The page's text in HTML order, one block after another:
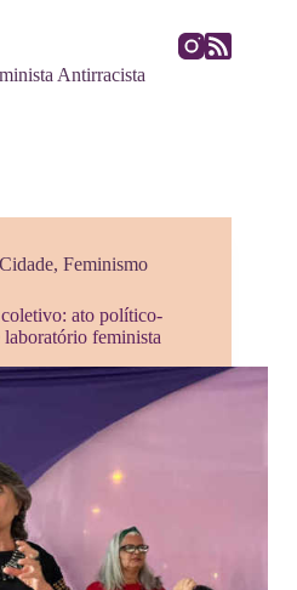
Antirracista
, Feminismo
ato político-
feminista